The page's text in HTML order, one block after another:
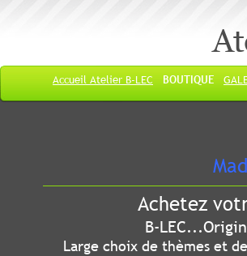
Accueil Atelier B-LEC BOUTIQUE
Achetez
B-LEC...Original et
Large choix de thèmes et